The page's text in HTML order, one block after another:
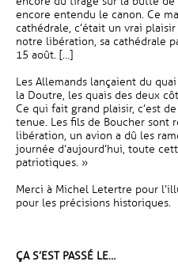
encore entendu le canon. Ce
cathédrale, c’était un vrai
notre libération, sa cathédrale
15 août. […]
Les Allemands lançaient du
la Doutre, les quais des deux
Ce qui fait grand plaisir, c’est
tenue. Les fils de Boucher sont
libération, un avion a dû les
journée d’aujourd’hui, toute
patriotiques. »
Merci à Michel Letertre pour
pour les précisions historiques.
ÇA S’EST PASSÉ LE…